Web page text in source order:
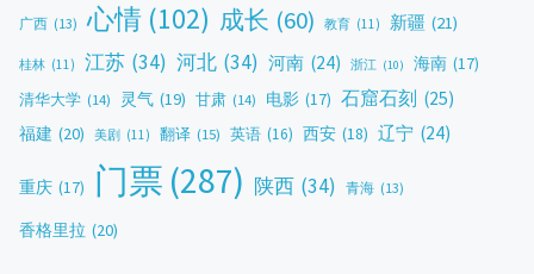
广西 (13) 心情 (102) 成长 (60) 教育 (11) 新疆 (21)
桂林 (11) 江苏 (34) 河北 (34) 河南 (24) 浙江 (10) 海南 (17)
清华大学 (14) 灵气 (19) 甘肃 (14) 电影 (17) 石窟石刻 (25)
福建 (20) 美剧 (11) 翻译 (15) 英语 (16) 西安 (18) 辽宁 (24)
重庆 (17) 门票 (287) 陕西 (34) 青海 (13)
香格里拉 (20)